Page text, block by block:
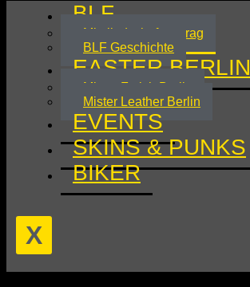
BLF
Mitgliedschaftsantrag
BLF Geschichte
EASTER BERLIN
Mister Fetish Berlin
Mister Leather Berlin
EVENTS
SKINS & PUNKS
BIKER
X